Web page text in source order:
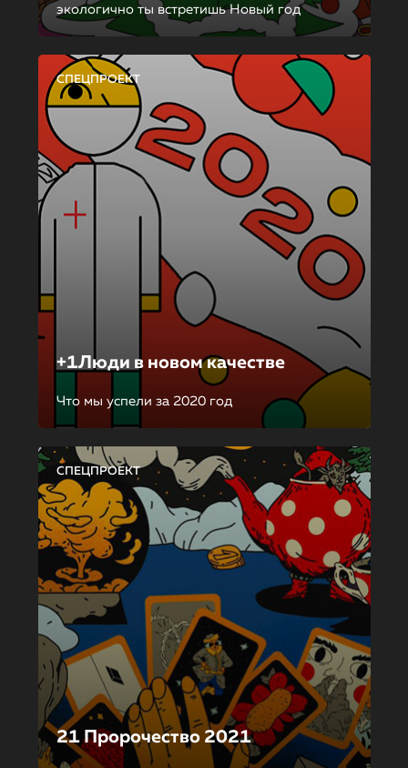
экологично ты встретишь Новый год
СПЕЦПРОЕКТ
+1Люди в новом качестве
Что мы успели за 2020 год
СПЕЦПРОЕКТ
21 Пророчество 2021